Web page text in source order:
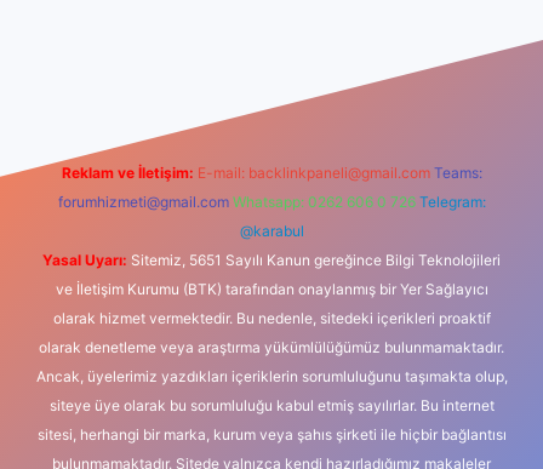
Reklam ve İletişim: E-mail: backlinkpaneli@gmail.com Teams:
forumhizmeti@gmail.com Whatsapp: 0262 606 0 726 Telegram:
@karabul
Yasal Uyarı: Sitemiz, 5651 Sayılı Kanun gereğince Bilgi Teknolojileri
ve İletişim Kurumu (BTK) tarafından onaylanmış bir Yer Sağlayıcı
olarak hizmet vermektedir. Bu nedenle, sitedeki içerikleri proaktif
olarak denetleme veya araştırma yükümlülüğümüz bulunmamaktadır.
Ancak, üyelerimiz yazdıkları içeriklerin sorumluluğunu taşımakta olup,
siteye üye olarak bu sorumluluğu kabul etmiş sayılırlar. Bu internet
sitesi, herhangi bir marka, kurum veya şahıs şirketi ile hiçbir bağlantısı
bulunmamaktadır. Sitede yalnızca kendi hazırladığımız makaleler